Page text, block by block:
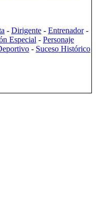
- Dirigente - Entrenador-
Especial - Personaje
- Suceso Histórico